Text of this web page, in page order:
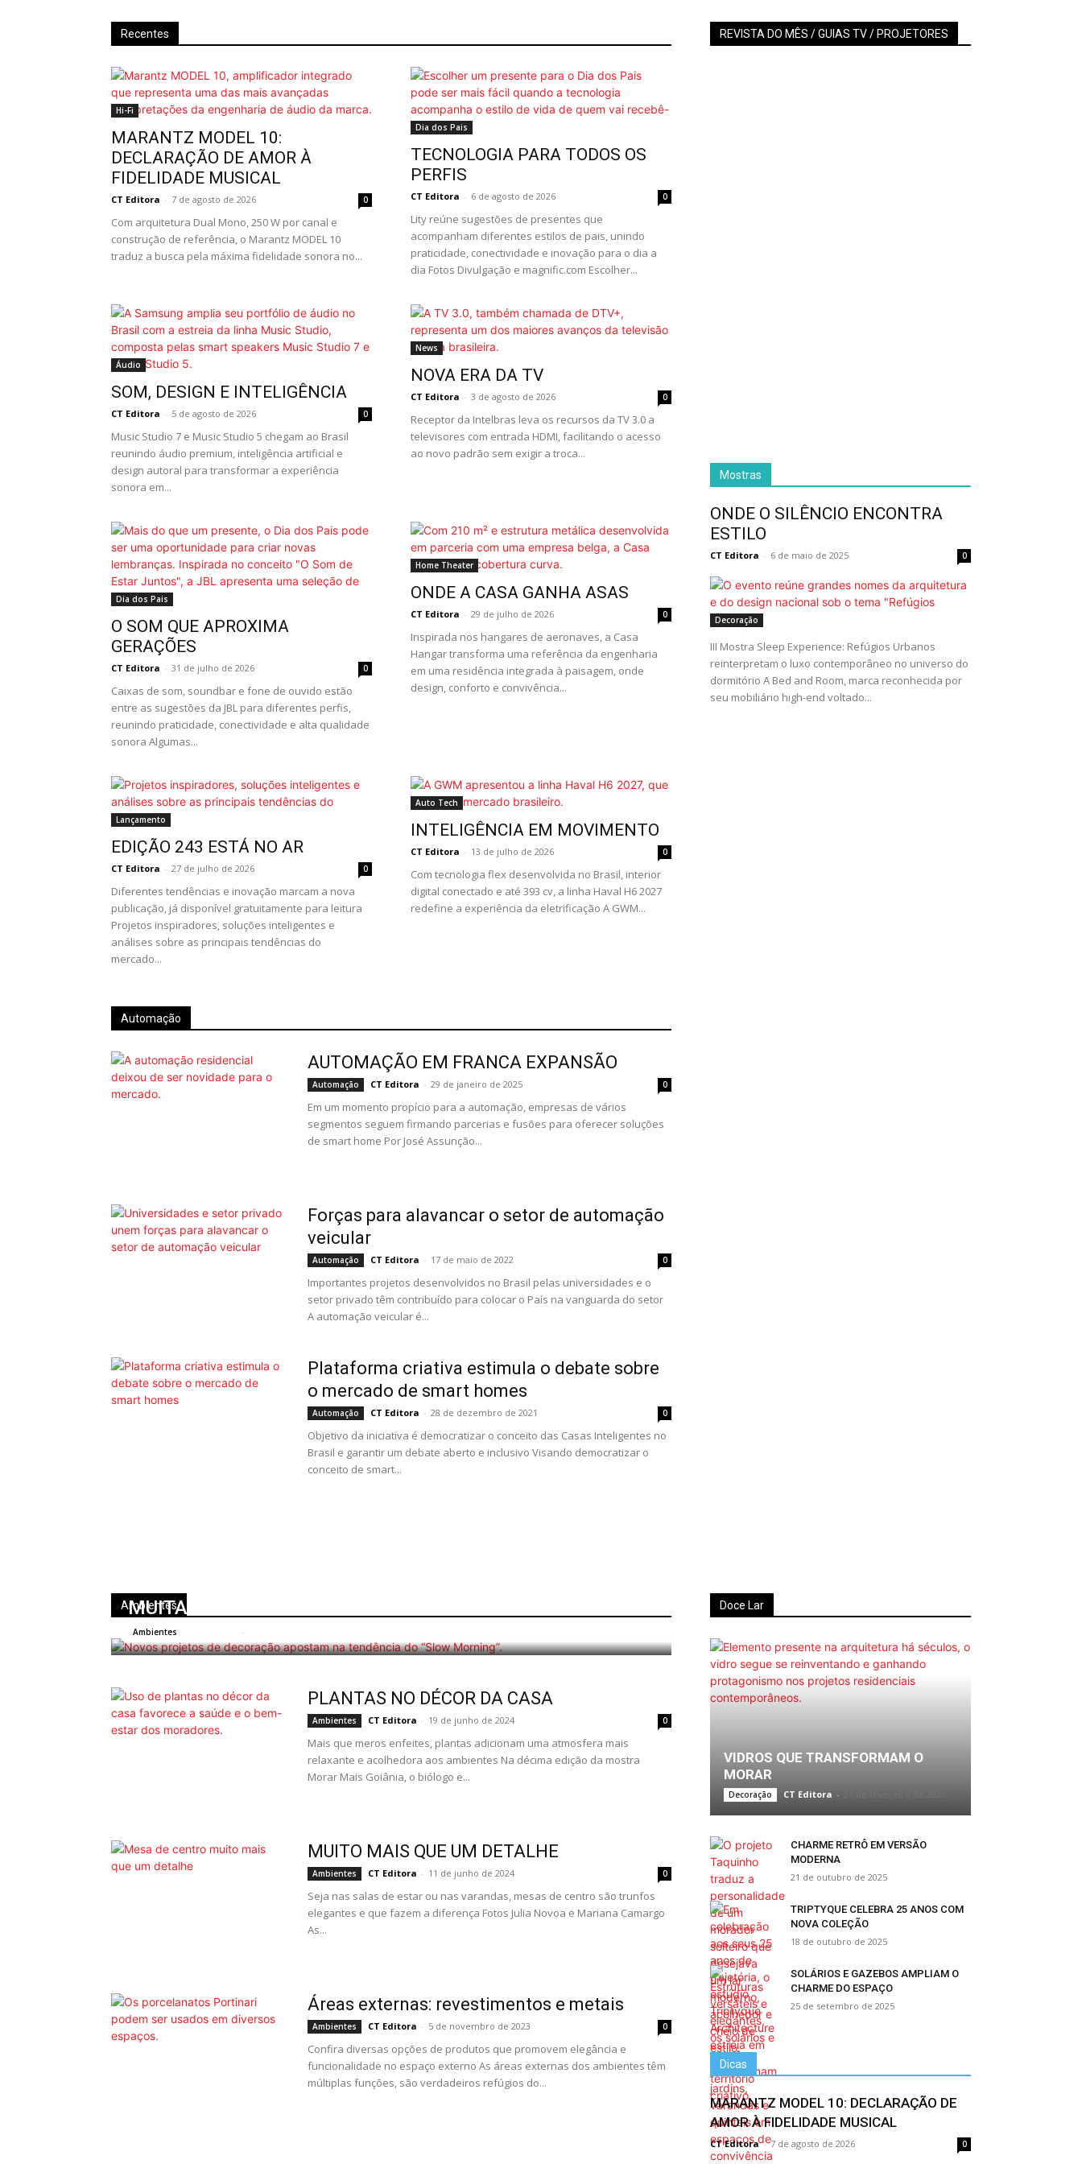
Recentes
Hi-Fi
MARANTZ MODEL 10:
DECLARAÇÃO DE AMOR À
FIDELIDADE MUSICAL
CT Editora - 7 de agosto de 2026 0
Com arquitetura Dual Mono, 250 W por canal e
construção de referência, o Marantz MODEL 10
traduz a busca pela máxima fidelidade sonora no...
Dia dos Pais
TECNOLOGIA PARA TODOS OS
PERFIS
CT Editora - 6 de agosto de 2026 0
Lity reúne sugestões de presentes que
acompanham diferentes estilos de pais, unindo
praticidade, conectividade e inovação para o dia a
dia Fotos Divulgação e magnific.com Escolher...
Áudio
SOM, DESIGN E INTELIGÊNCIA
CT Editora - 5 de agosto de 2026 0
Music Studio 7 e Music Studio 5 chegam ao Brasil
reunindo áudio premium, inteligência artificial e
design autoral para transformar a experiência
sonora em...
News
NOVA ERA DA TV
CT Editora - 3 de agosto de 2026 0
Receptor da Intelbras leva os recursos da TV 3.0 a
televisores com entrada HDMI, facilitando o acesso
ao novo padrão sem exigir a troca...
Dia dos Pais
O SOM QUE APROXIMA
GERAÇÕES
CT Editora - 31 de julho de 2026 0
Caixas de som, soundbar e fone de ouvido estão
entre as sugestões da JBL para diferentes perfis,
reunindo praticidade, conectividade e alta qualidade
sonora Algumas...
Home Theater
ONDE A CASA GANHA ASAS
CT Editora - 29 de julho de 2026 0
Inspirada nos hangares de aeronaves, a Casa
Hangar transforma uma referência da engenharia
em uma residência integrada à paisagem, onde
design, conforto e convivência...
Lançamento
EDIÇÃO 243 ESTÁ NO AR
CT Editora - 27 de julho de 2026 0
Diferentes tendências e inovação marcam a nova
publicação, já disponível gratuitamente para leitura
Projetos inspiradores, soluções inteligentes e
análises sobre as principais tendências do
mercado...
Auto Tech
INTELIGÊNCIA EM MOVIMENTO
CT Editora - 13 de julho de 2026 0
Com tecnologia flex desenvolvida no Brasil, interior
digital conectado e até 393 cv, a linha Haval H6 2027
redefine a experiência da eletrificação A GWM...
Automação
AUTOMAÇÃO EM FRANCA EXPANSÃO
Automação CT Editora - 29 de janeiro de 2025 0
Em um momento propício para a automação, empresas de vários
segmentos seguem firmando parcerias e fusões para oferecer soluções
de smart home Por José Assunção...
Forças para alavancar o setor de automação
veicular
Automação CT Editora - 17 de maio de 2022 0
Importantes projetos desenvolvidos no Brasil pelas universidades e o
setor privado têm contribuído para colocar o País na vanguarda do setor
A automação veicular é...
Plataforma criativa estimula o debate sobre
o mercado de smart homes
Automação CT Editora - 28 de dezembro de 2021 0
Objetivo da iniciativa é democratizar o conceito das Casas Inteligentes no
Brasil e garantir um debate aberto e inclusivo Visando democratizar o
conceito de smart...
REVISTA DO MÊS / GUIAS TV / PROJETORES
Mostras
ONDE O SILÊNCIO ENCONTRA
ESTILO
CT Editora - 6 de maio de 2025 0
Decoração
III Mostra Sleep Experience: Refúgios Urbanos
reinterpretam o luxo contemporâneo no universo do
dormitório A Bed and Room, marca reconhecida por
seu mobiliário high-end voltado...
Ambientes
MUITA CALMA NESSA HORA…
Ambientes -
PLANTAS NO DÉCOR DA CASA
Ambientes CT Editora - 19 de junho de 2024 0
Mais que meros enfeites, plantas adicionam uma atmosfera mais
relaxante e acolhedora aos ambientes Na décima edição da mostra
Morar Mais Goiânia, o biólogo e...
MUITO MAIS QUE UM DETALHE
Ambientes CT Editora - 11 de junho de 2024 0
Seja nas salas de estar ou nas varandas, mesas de centro são trunfos
elegantes e que fazem a diferença Fotos Julia Novoa e Mariana Camargo
As...
Áreas externas: revestimentos e metais
Ambientes CT Editora - 5 de novembro de 2023 0
Confira diversas opções de produtos que promovem elegância e
funcionalidade no espaço externo As áreas externas dos ambientes têm
múltiplas funções, são verdadeiros refúgios do...
Doce Lar
VIDROS QUE TRANSFORMAM O
MORAR
Decoração CT Editora -
CHARME RETRÔ EM VERSÃO
MODERNA
21 de outubro de 2025
TRIPTYQUE CELEBRA 25 ANOS COM
NOVA COLEÇÃO
18 de outubro de 2025
SOLÁRIOS E GAZEBOS AMPLIAM O
CHARME DO ESPAÇO
25 de setembro de 2025
Dicas
MARANTZ MODEL 10: DECLARAÇÃO DE
AMOR À FIDELIDADE MUSICAL
CT Editora - 7 de agosto de 2026 0